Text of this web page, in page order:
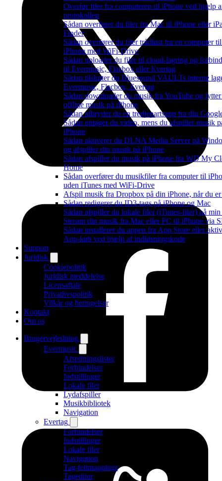
Overfør filer fra computeren til iPhone ved hjælp
protokollen
Sådan overfører du filer fra Mac til iPhone eller
Finder
Sådan overfører du filer trådløst fra en computer
iPhone med WiFi-Drive
Sådan uploader du filer til cloud-lagring og
til Evermusic, Flacbox eller Evertag
Sådan tilslutter du Bluesound VAULTs interne
Evermusic, Flacbox, Evertag
Sådan downloader du musik fra YouTube og
offline musik på iPhone
Sådan afbryder du en tredjepartsapp fra din
Sådan optager du video, mens du afspiller musik
iPhone
Sådan aktiverer du DLNA Media Server på
og afspiller din musik på iPhone
Sådan afspiller du musik på iPhone fra WD My
Home
Sådan overfører du musikfiler fra computer til
uden iTunes med WiFi-Drive
Afspil musik fra Dropbox på din iPhone, når du
Sådan redigerer du ID3-tags på iPhone og Mac
Sådan afspiller du lokale filer (iTunes-filer) på min
Stream din musik fra Mac eller PC til iPhone via
Sådan installerer du appen fra App Store eller
App-køb ved hjælp af indløsningskode
Support
Juridisk
Cookiepolitik
Juridisk meddelelse
Licensaftale
Privatlivspolitik
Vilkår og betingelser
Kontakt
Om os
Brugervejledning
Evermusic
Afspilningslister
Forbindelser
Indstillinger
Lokale filer
Lydafspiller
Musikbibliotek
Navigation
Evertag
Forbindelser
Indstillinger
Lokale filer
Navigation
Tag-feltmappings
Tageditor